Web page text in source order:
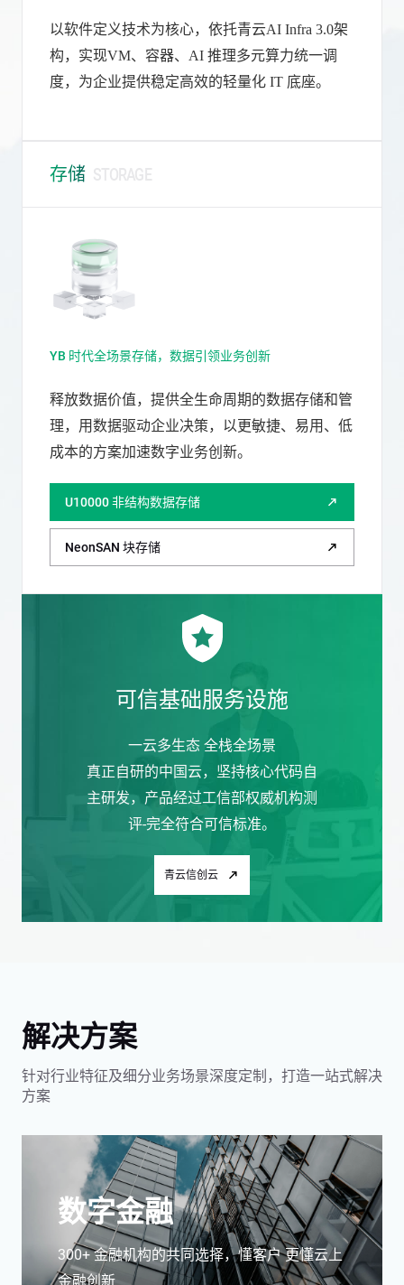
以软件定义技术为核心，依托青云AI Infra 3.0架
构，实现VM、容器、AI 推理多元算力统一调
度，为企业提供稳定高效的轻量化 IT 底座。
存储
YB 时代全场景存储，数据引领业务创新
释放数据价值，提供全生命周期的数据存储和管
理，用数据驱动企业决策，以更敏捷、易用、低
成本的方案加速数字业务创新。
U10000 非结构数据存储
NeonSAN 块存储
可信基础服务设施
一云多生态 全栈全场景
真正自研的中国云，坚持核心代码自
主研发，产品经过工信部权威机构测
评-完全符合可信标准。
青云信创云
解决方案
针对行业特征及细分业务场景深度定制，打造一站式解决
方案
数字金融
300+ 金融机构的共同选择，懂客户 更懂云上
金融创新